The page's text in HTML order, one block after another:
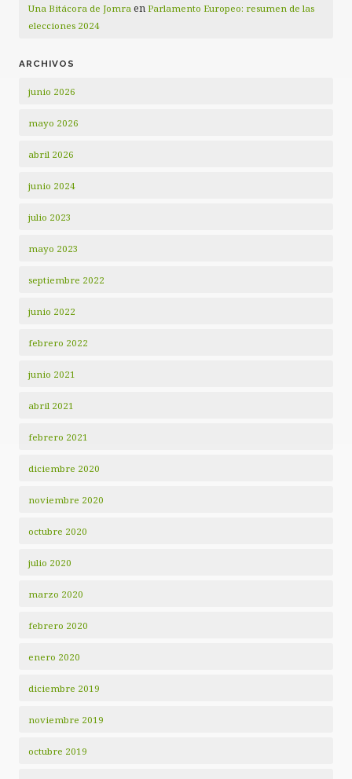
Una Bitácora de Jomra en Parlamento Europeo: resumen de las
elecciones 2024
ARCHIVOS
junio 2026
mayo 2026
abril 2026
junio 2024
julio 2023
mayo 2023
septiembre 2022
junio 2022
febrero 2022
junio 2021
abril 2021
febrero 2021
diciembre 2020
noviembre 2020
octubre 2020
julio 2020
marzo 2020
febrero 2020
enero 2020
diciembre 2019
noviembre 2019
octubre 2019